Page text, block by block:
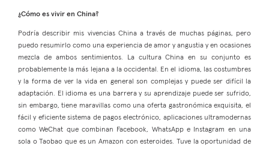
¿Cómo es vivir en China?
Podría describir mis vivencias China a través de muchas páginas, pero
puedo resumirlo como una experiencia de amor y angustia y en ocasiones
mezcla de ambos sentimientos. La cultura China en su conjunto es
probablemente la más lejana a la occidental. En el idioma, las costumbres
y la forma de ver la vida en general son complejas y puede ser difícil la
adaptación. El idioma es una barrera y su aprendizaje puede ser sufrido,
sin embargo, tiene maravillas como una oferta gastronómica exquisita, el
fácil y eficiente sistema de pagos electrónico, aplicaciones ultramodernas
como WeChat que combinan Facebook, WhatsApp e Instagram en una
sola o Taobao que es un Amazon con esteroides. Tuve la oportunidad de